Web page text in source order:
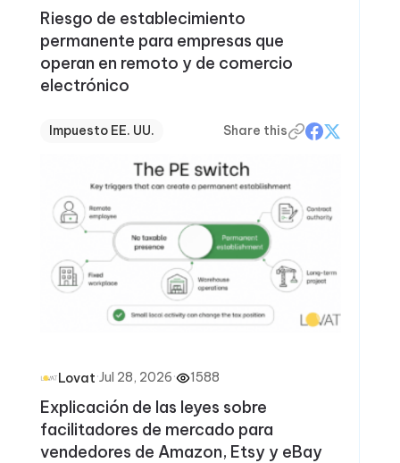
Riesgo de establecimiento
permanente para empresas que
operan en remoto y de comercio
electrónico
Impuesto EE. UU. Share this
Lovat·Jul 28, 2026· 1588
Explicación de las leyes sobre
facilitadores de mercado para
vendedores de Amazon, Etsy y eBay